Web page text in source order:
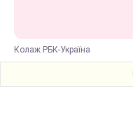
Колаж РБК-Україна